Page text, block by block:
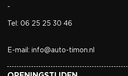
-
Tel: 06 25 25 30 46
E-mail: info@auto-timon.nl